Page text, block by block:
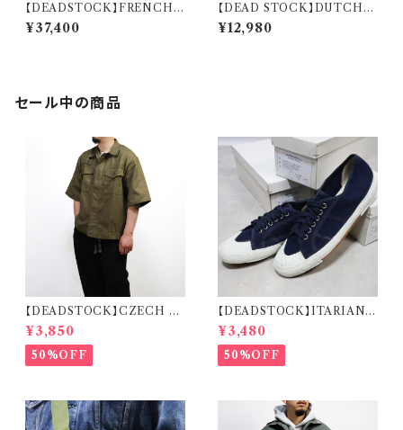
【DEADSTOCK】FRENCH
AIR FORCE M-47 CARGO
PANTS フランス空軍 M47 カ
¥37,400
【DEAD STOCK】DUTCH
MILITARY CHINOS BLAC
K OVERDYE オランダ軍 チノ
¥12,980
セール中の商品
【DEADSTOCK】CZECH A
RMY REMAKE HALF SLEE
VE SHIRT チェコ軍 リメイク
ハーフスリーブ シャツ
¥3,850
50%OFF
【DEADSTOCK】ITARIAN
MILITARY M.M. DECK S
HOES イタリア海軍 デッキシュ
ーズ 箱付き デッドストック
¥3,480
50%OFF